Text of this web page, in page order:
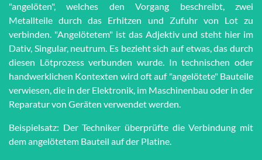
"angelöten", welches den Vorgang beschreibt, zwei
Metallteile durch das Erhitzen und Zufuhr von Lot zu
verbinden. "Angelötetem" ist das Adjektiv und steht hier im
Dativ, Singular, neutrum. Es bezieht sich auf etwas, das durch
diesen Lötprozess verbunden wurde. In technischen oder
handwerklichen Kontexten wird oft auf "angelötete" Bauteile
verwiesen, die in der Elektronik, im Maschinenbau oder in der
Reparatur von Geräten verwendet werden.
Beispielsatz: Der Techniker überprüfte die Verbindung mit
dem angelötetem Bauteil auf der Platine.